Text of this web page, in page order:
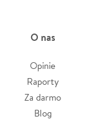
O nas
Opinie
Raporty
Za darmo
Blog